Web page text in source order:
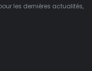
les dernières actualités,